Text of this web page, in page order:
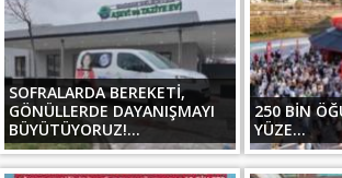
SOFRALARDA BEREKETİ,
GÖNÜLLERDE DAYANIŞMAYI
BÜYÜTÜYORUZ!...
250 BİN
YÜZE...